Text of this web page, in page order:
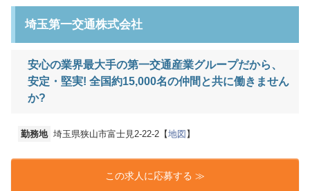
埼玉第一交通株式会社
安心の業界最大手の第一交通産業グループだから、
安定・堅実! 全国約15,000名の仲間と共に働きません
か?
勤務地 埼玉県狭山市富士見2-22-2【地図】
この求人に応募する ≫